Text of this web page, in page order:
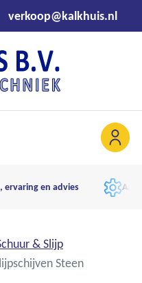
verkoop@kalkhuis.nl
ervaring en advies
& Slijp
Steen